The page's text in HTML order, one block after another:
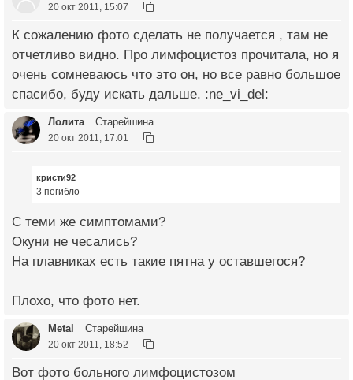
20 окт 2011, 15:07
К сожалению фото сделать не получается , там не
отчетливо видно. Про лимфоцистоз прочитала, но я
очень сомневаюсь что это он, но все равно большое
спасибо, буду искать дальше. :ne_vi_del:
Лолита Старейшина
20 окт 2011, 17:01
кристи92
3 погибло
С теми же симптомами?
Окуни не чесались?
На плавниках есть такие пятна у оставшегося?
Плохо, что фото нет.
Metal Старейшина
20 окт 2011, 18:52
Вот фото больного лимфоцистозом